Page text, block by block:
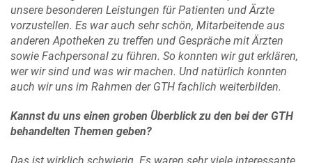
unsere besonderen Leistungen für Patienten und Ärzte
vorzustellen. Es war auch sehr schön, Mitarbeitende aus
anderen Apotheken zu treffen und Gespräche mit Ärzten
sowie Fachpersonal zu führen. So konnten wir gut erklären,
wer wir sind und was wir machen. Und natürlich konnten
auch wir uns im Rahmen der GTH fachlich weiterbilden.
Kannst du uns einen groben Überblick zu den bei der GTH
behandelten Themen geben?